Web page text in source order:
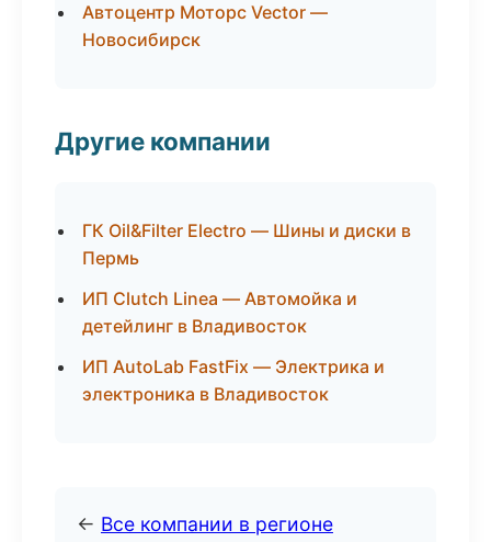
Автоцентр Моторс Vector —
Новосибирск
Другие компании
ГК Oil&Filter Electro — Шины и диски в
Пермь
ИП Clutch Linea — Автомойка и
детейлинг в Владивосток
ИП AutoLab FastFix — Электрика и
электроника в Владивосток
← Все компании в регионе